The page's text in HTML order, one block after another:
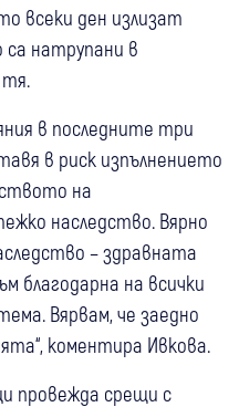
всеки ден излизат
са натрупани в
тя.
в последните три
в риск изпълнението
на
наследство. Вярно
– здравната
благодарна на всички
Вярвам, че заедно
коментира Ивкова.
провежда срещи с